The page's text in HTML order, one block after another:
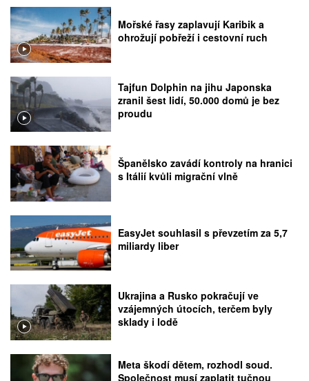
Mořské řasy zaplavují Karibik a
ohrožují pobřeží i cestovní ruch
Tajfun Dolphin na jihu Japonska
zranil šest lidí, 50.000 domů je bez
proudu
Španělsko zavádí kontroly na hranici
s Itálií kvůli migrační vlně
EasyJet souhlasil s převzetím za 5,7
miliardy liber
Ukrajina a Rusko pokračují ve
vzájemných útocích, terčem byly
sklady i lodě
Meta škodí dětem, rozhodl soud.
Společnost musí zaplatit tučnou